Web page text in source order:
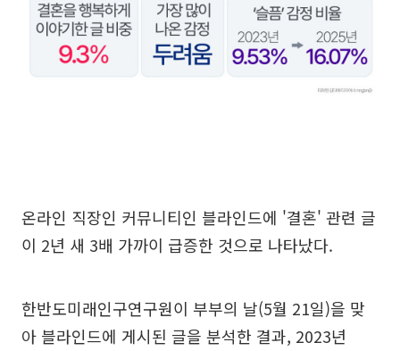
온라인 직장인 커뮤니티인 블라인드에 '결혼' 관련 글
이 2년 새 3배 가까이 급증한 것으로 나타났다.
한반도미래인구연구원이 부부의 날(5월 21일)을 맞
아 블라인드에 게시된 글을 분석한 결과, 2023년